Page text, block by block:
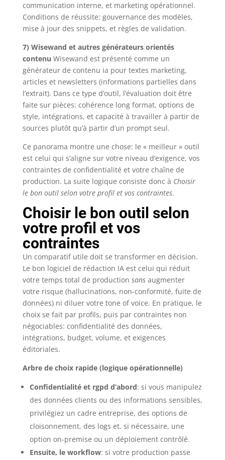
communication interne, et marketing opérationnel.
Conditions de réussite: gouvernance des modèles,
mise à jour des snippets, et règles de validation.
7) Wisewand et autres générateurs orientés
contenu Wisewand est présenté comme un
générateur de contenu ia pour textes marketing,
articles et newsletters (informations partielles dans
l’extrait). Dans ce type d’outil, l’évaluation doit être
faite sur pièces: cohérence long format, options de
style, intégrations, et capacité à travailler à partir de
sources plutôt qu’à partir d’un prompt seul.
Ce panorama montre une chose: le « meilleur » outil
est celui qui s’aligne sur votre niveau d’exigence, vos
contraintes de confidentialité et votre chaîne de
production. La suite logique consiste donc à Choisir
le bon outil selon votre profil et vos contraintes.
Choisir le bon outil selon
votre profil et vos
contraintes
Un comparatif utile doit se transformer en décision.
Le bon logiciel de rédaction IA est celui qui réduit
votre temps total de production sansaugmenter
votre risque (hallucinations, non-conformité, fuite de
données) ni diluer votre tone of voice. En pratique, le
choix se fait par profils, puis par contraintes non
négociables: confidentialité des données,
intégrations, budget, volume, et exigences
éditoriales.
Arbre de choix rapide (logique opérationnelle)
Confidentialité et rgpd d’abord: si vous manipulez
des données clients ou des informations sensibles,
privilégiez un cadre entreprise, des options de
cloisonnement, des logs et, si nécessaire, une
option on-premise ou un déploiement contrôlé.
Ensuite, le workflow: si votre production passe